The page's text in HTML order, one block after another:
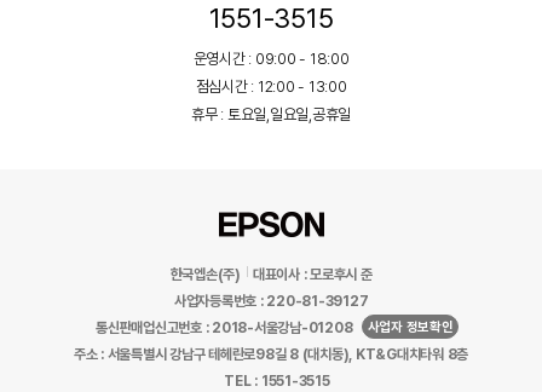
1551-3515
운영시간 : 09:00 - 18:00
점심시간 : 12:00 - 13:00
휴무 : 토요일,일요일,공휴일
한국엡손(주)
대표이사 : 모로후시 준
사업자등록번호 : 220-81-39127
통신판매업신고번호 : 2018-서울강남-01208
사업자 정보확인
주소 : 서울특별시 강남구 테헤란로98길 8 (대치동), KT&G대치타워 8층
TEL : 1551-3515